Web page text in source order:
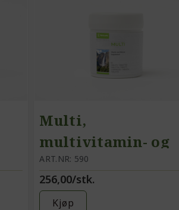
Multi,
multivitamin- og
mineraltilskudd,
uten jern
ART.NR: 590
256,00/stk.
Kjøp